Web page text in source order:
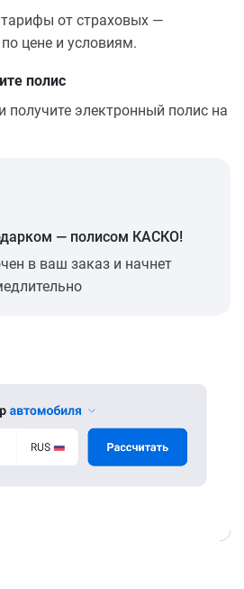
от страховых —
цене и условиям.
полис
получите электронный полис на
— полисом КАСКО!
в ваш заказ и начнет